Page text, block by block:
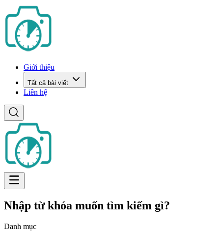
Giới thiệu
Tất cả bài viết
Liên hệ
Nhập từ khóa muốn tìm kiếm gì?
Danh mục